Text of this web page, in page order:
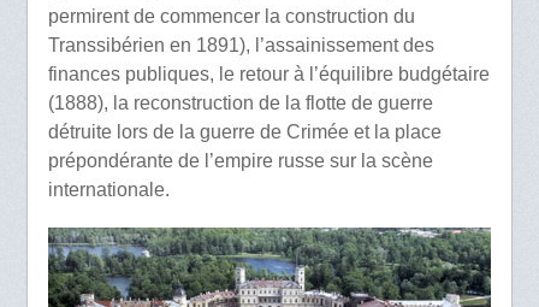
permirent de commencer la construction du
Transsibérien en 1891), l’assainissement des
finances publiques, le retour à l’équilibre budgétaire
(1888), la reconstruction de la flotte de guerre
détruite lors de la guerre de Crimée et la place
prépondérante de l’empire russe sur la scène
internationale.